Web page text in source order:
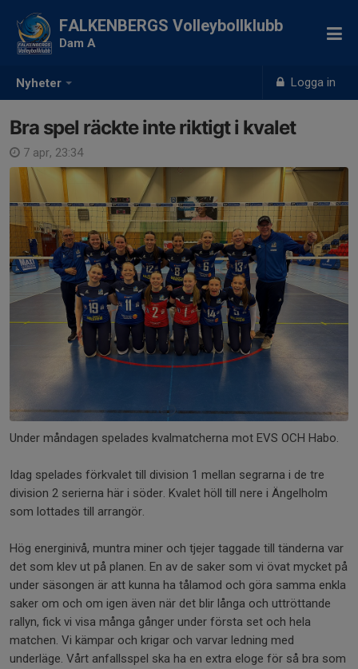
Nyheter Logga in
FALKENBERGS Volleybollklubb
Dam A
Bra spel räckte inte riktigt i kvalet
7 apr, 23:34
Under måndagen spelades kvalmatcherna mot EVS OCH Habo.
Idag spelades förkvalet till division 1 mellan segrarna i de tre
division 2 serierna här i söder. Kvalet höll till nere i Ängelholm
som lottades till arrangör.
Hög energinivå, muntra miner och tjejer taggade till tänderna var
det som klev ut på planen. En av de saker som vi övat mycket på
under säsongen är att kunna ha tålamod och göra samma enkla
saker om och om igen även när det blir långa och uttröttande
rallyn, fick vi visa många gånger under första set och hela
matchen. Vi kämpar och krigar och varvar ledning med
underläge. Vårt anfallsspel ska ha en extra eloge för så bra som